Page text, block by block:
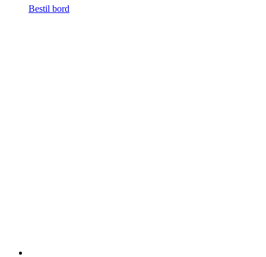
Bestil bord